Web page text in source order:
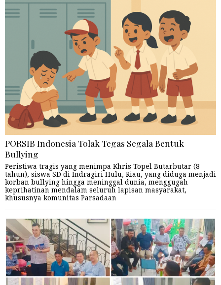
PORSIB Indonesia Tolak Tegas Segala Bentuk
Bullying
Peristiwa tragis yang menimpa Khris Topel Butarbutar (8
tahun), siswa SD di Indragiri Hulu, Riau, yang diduga menjadi
korban bullying hingga meninggal dunia, menggugah
keprihatinan mendalam seluruh lapisan masyarakat,
khususnya komunitas Parsadaan